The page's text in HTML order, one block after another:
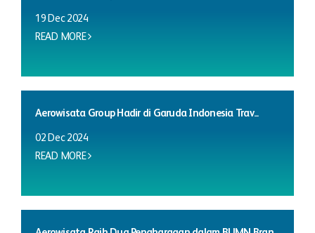
19 Dec 2024
READ MORE
Aerowisata Group Hadir di Garuda Indonesia Trav...
02 Dec 2024
READ MORE